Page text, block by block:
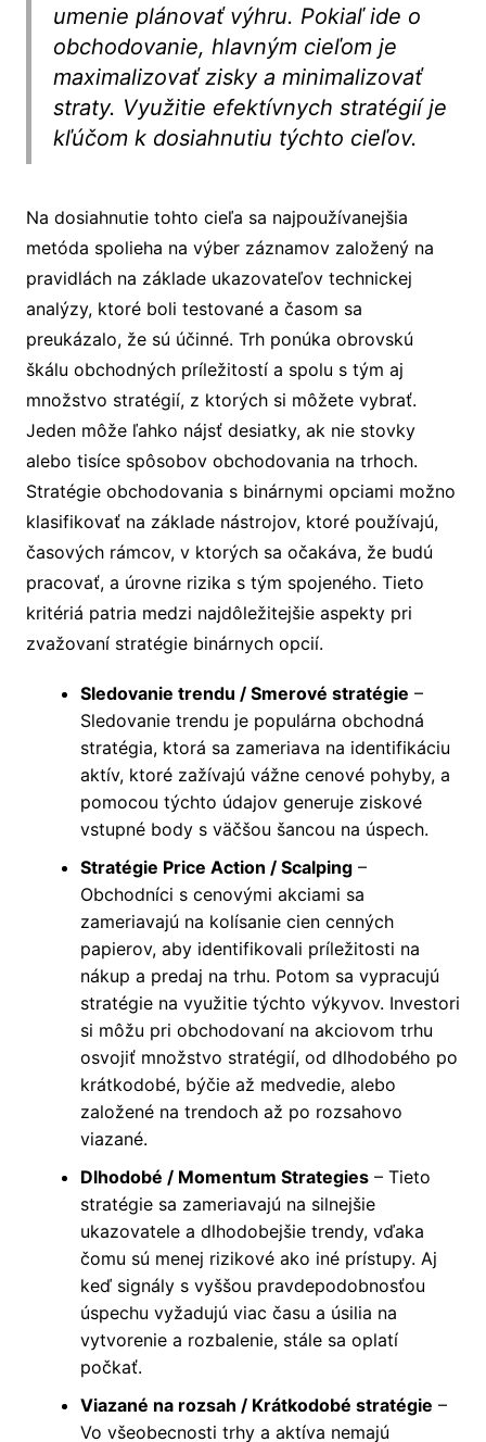
umenie plánovať výhru. Pokiaľ ide o
obchodovanie, hlavným cieľom je
maximalizovať zisky a minimalizovať
straty. Využitie efektívnych stratégií je
kľúčom k dosiahnutiu týchto cieľov.
Na dosiahnutie tohto cieľa sa najpoužívanejšia
metóda spolieha na výber záznamov založený na
pravidlách na základe ukazovateľov technickej
analýzy, ktoré boli testované a časom sa
preukázalo, že sú účinné. Trh ponúka obrovskú
škálu obchodných príležitostí a spolu s tým aj
množstvo stratégií, z ktorých si môžete vybrať.
Jeden môže ľahko nájsť desiatky, ak nie stovky
alebo tisíce spôsobov obchodovania na trhoch.
Stratégie obchodovania s binárnymi opciami možno
klasifikovať na základe nástrojov, ktoré používajú,
časových rámcov, v ktorých sa očakáva, že budú
pracovať, a úrovne rizika s tým spojeného. Tieto
kritériá patria medzi najdôležitejšie aspekty pri
zvažovaní stratégie binárnych opcií.
Sledovanie trendu / Smerové stratégie –
Sledovanie trendu je populárna obchodná
stratégia, ktorá sa zameriava na identifikáciu
aktív, ktoré zažívajú vážne cenové pohyby, a
pomocou týchto údajov generuje ziskové
vstupné body s väčšou šancou na úspech.
Stratégie Price Action / Scalping–
Obchodníci s cenovými akciami sa
zameriavajú na kolísanie cien cenných
papierov, aby identifikovali príležitosti na
nákup a predaj na trhu. Potom sa vypracujú
stratégie na využitie týchto výkyvov. Investori
si môžu pri obchodovaní na akciovom trhu
osvojiť množstvo stratégií, od dlhodobého po
krátkodobé, býčie až medvedie, alebo
založené na trendoch až po rozsahovo
viazané.
Dlhodobé / Momentum Strategies– Tieto
stratégie sa zameriavajú na silnejšie
ukazovatele a dlhodobejšie trendy, vďaka
čomu sú menej rizikové ako iné prístupy. Aj
keď signály s vyššou pravdepodobnosťou
úspechu vyžadujú viac času a úsilia na
vytvorenie a rozbalenie, stále sa oplatí
počkať.
Viazané na rozsah / Krátkodobé stratégie –
Vo všeobecnosti trhy a aktíva nemajú